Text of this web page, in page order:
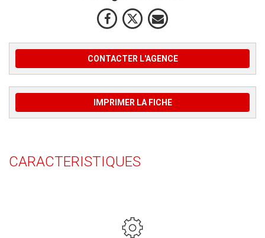
CONTACTER L'AGENCE
IMPRIMER LA FICHE
CARACTERISTIQUES